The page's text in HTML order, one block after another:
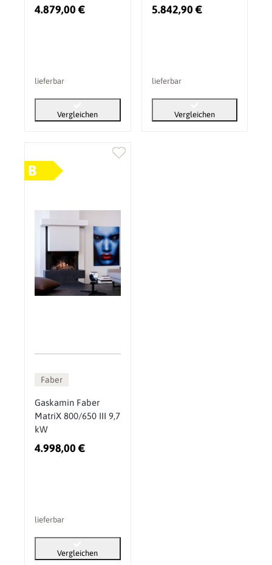
4.879,00 €
lieferbar
Vergleichen
5.842,90 €
lieferbar
Vergleichen
B
Faber
Gaskamin Faber
MatriX 800/650 III 9,7
kW
4.998,00 €
lieferbar
Vergleichen